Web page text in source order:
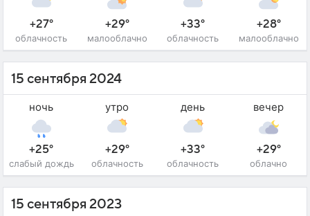
+27°
облачность
+29°
малооблачно
+33°
облачность
+28°
малооблачно
15 сентября 2024
ночь
+25°
слабый дождь
утро
+29°
облачность
день
+33°
облачность
вечер
+29°
облачно
15 сентября 2023